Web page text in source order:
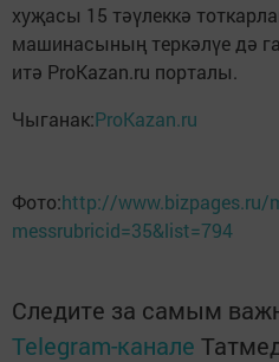
хуҗасы 15 тәүлеккә
машинасының теркәлүе дә
итә ProKazan.ru порталы.
Чыганак:ProKazan.ru
Фото:http://www.bizpages.ru/
messrubricid=35&list=794
Следите за самым
Telegram-канале